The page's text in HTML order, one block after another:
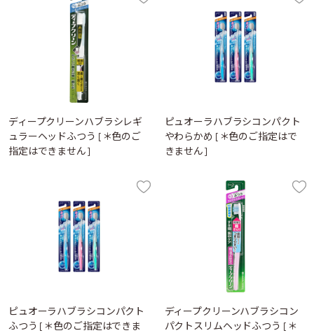
ディープクリーンハブラシレギ
ュラーヘッドふつう [＊色のご
指定はできません]
ピュオーラハブラシコンパクト
やわらかめ [＊色のご指定はで
きません]
ピュオーラハブラシコンパクト
ふつう [＊色のご指定はできま
ディープクリーンハブラシコン
パクトスリムヘッドふつう [＊